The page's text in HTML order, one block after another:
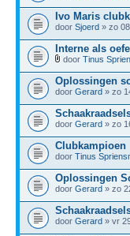
Ivo Maris
door Sjoerd » zo
Interne als
door Tinus
Oplossingen
door Gerard » zo
door Gerard » zo
Clubkampioen
door Tinus
Oplossingen
door Gerard » zo
door Gerard » vr